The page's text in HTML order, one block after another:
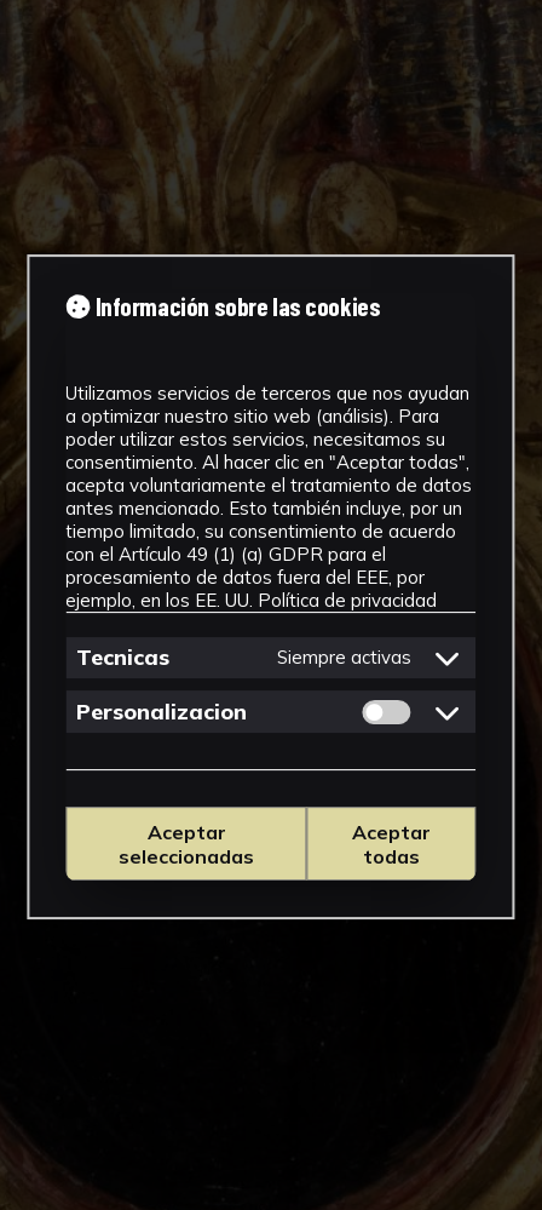
Información sobre las cookies
Utilizamos servicios de terceros que nos ayudan
a optimizar nuestro sitio web (análisis). Para
poder utilizar estos servicios, necesitamos su
consentimiento. Al hacer clic en "Aceptar todas",
acepta voluntariamente el tratamiento de datos
antes mencionado. Esto también incluye, por un
tiempo limitado, su consentimiento de acuerdo
con el Artículo 49 (1) (a) GDPR para el
procesamiento de datos fuera del EEE, por
ejemplo, en los EE. UU. Política de privacidad
Tecnicas Siempre activas
Personalizacion Permitir cookies
Aceptar
seleccionadas
Aceptar
todas